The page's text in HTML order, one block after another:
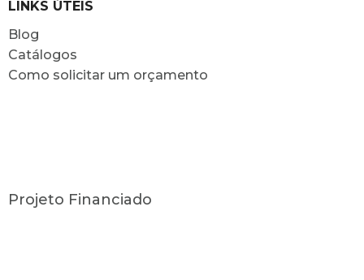
LINKS ÚTEIS
Blog
Catálogos
Como solicitar um orçamento
Projeto Financiado